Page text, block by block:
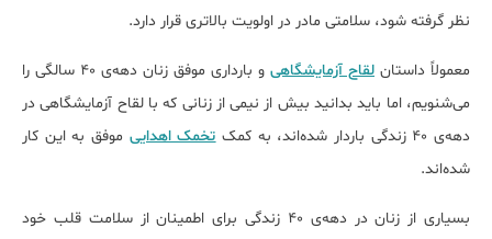
نظر گرفته شود، سلامتی مادر در اولویت بالاتری قرار دارد.
معمولاً داستان لقاح آزمایشگاهی
و بارداری موفق زنان دهه‌ی 40 سالگی را
می‌شنویم، اما باید بدانید بیش از نیمی از زنانی که با لقاح آزمایشگاهی در
دهه‌ی 40 زندگی باردار شده‌اند، به کمک
تخمک اهدایی موفق به این کار
شده‌اند.
بسیاری از زنان در دهه‌ی 40 زندگی برای اطمینان از سلامت قلب خود